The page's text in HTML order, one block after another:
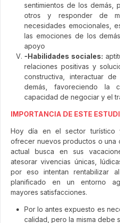
sentimientos de los demás,
otros y responder de
necesidades emocionales,
las emociones de los
apoyo
-Habilidades sociales:
relaciones positivas y
constructiva, interactuar
demás, favoreciendo la
capacidad de negociar y el
IMPORTANCIA DE ESTE
Hoy día en el sector turístico
ofrecer nuevos productos o una
actual busca en sus
atesorar vivencias únicas,
por eso intentan rentabilizar
planificado en un entorno
mayores satisfacciones.
Por lo antes expuesto es
calidad, pero la misma debe